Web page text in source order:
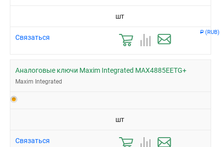
Р (RUB)
шт
Связаться
Аналоговые ключи Maxim Integrated MAX4885EETG+
Maxim Integrated
шт
Связаться